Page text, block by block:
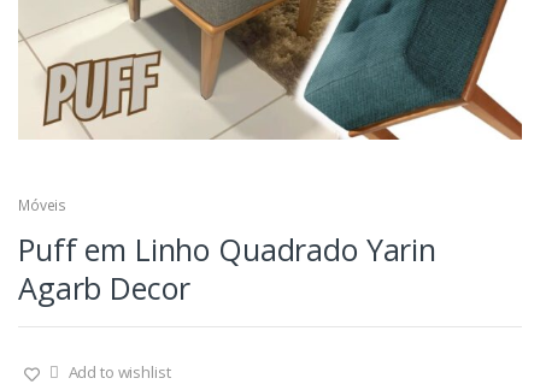
Móveis
Puff em Linho Quadrado Yarin
Agarb Decor
Add to wishlist